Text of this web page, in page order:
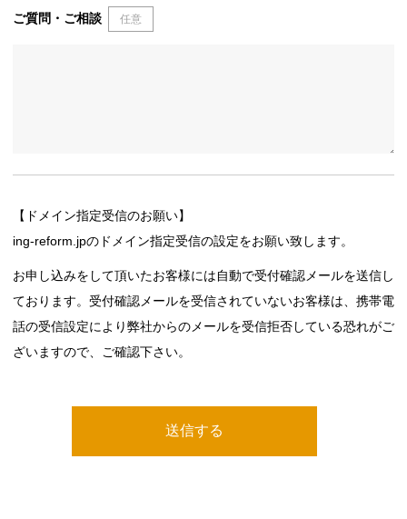
ご質問・ご相談 任意
【ドメイン指定受信のお願い】
ing-reform.jpのドメイン指定受信の設定をお願い致します。
お申し込みをして頂いたお客様には自動で受付確認メールを送信し
ております。受付確認メールを受信されていないお客様は、携帯電
話の受信設定により弊社からのメールを受信拒否している恐れがご
ざいますので、ご確認下さい。